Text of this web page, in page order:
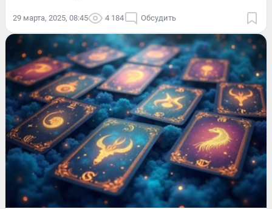
29 марта, 2025, 08:45 4 184 Обсудить